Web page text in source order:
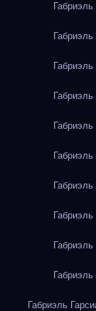
Габриэль